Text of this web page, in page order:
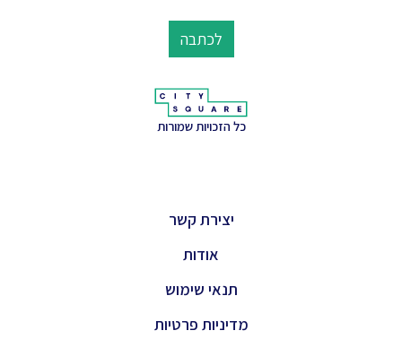
לכתבה
כל הזכויות שמורות
יצירת קשר
אודות
תנאי שימוש
מדיניות פרטיות